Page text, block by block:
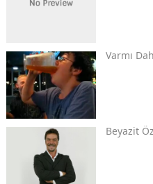
Varmı
Beyazit